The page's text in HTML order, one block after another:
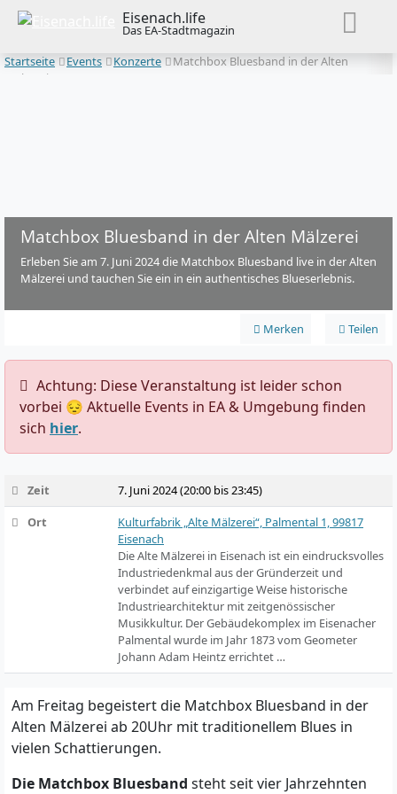
Eisenach.life
Das EA-Stadtmagazin
Startseite
Events Konzerte
Matchbox Bluesband in der Alten
Mälzerei
Matchbox Bluesband in der Alten Mälzerei
Erleben Sie am 7. Juni 2024 die Matchbox Bluesband live in der Alten
Mälzerei und tauchen Sie ein in ein authentisches Blueserlebnis.
Merken Teilen
️ Achtung: Diese Veranstaltung ist leider schon
vorbei 😔 Aktuelle Events in EA & Umgebung finden
sich hier.
Zeit
7. Juni 2024 (20:00 bis 23:45)
Ort
Kulturfabrik „Alte Mälzerei“, Palmental 1, 99817
Eisenach
Die Alte Mälzerei in Eisenach ist ein eindrucksvolles
Industriedenkmal aus der Gründerzeit und
verbindet auf einzigartige Weise historische
Industriearchitektur mit zeitgenössischer
Musikkultur. Der Gebäudekomplex im Eisenacher
Palmental wurde im Jahr 1873 vom Geometer
Johann Adam Heintz errichtet …
Am Freitag begeistert die Matchbox Bluesband in der
Alten Mälzerei ab 20Uhr mit traditionellem Blues in
vielen Schattierungen.
Die Matchbox Bluesband steht seit vier Jahrzehnten